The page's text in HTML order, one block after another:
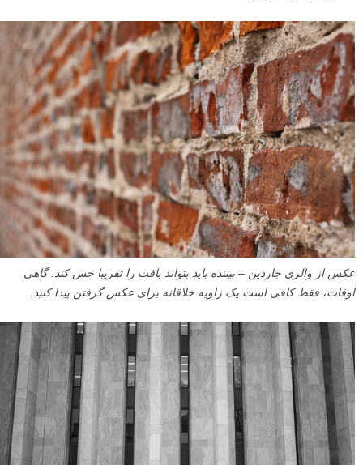
عکس از والری جاردین – بیننده باید بتواند بافت را تقریبا حس کند. گاهی
اوقات، فقط کافی است یک زاویه خلاقانه برای عکس گرفتن پیدا کنید.